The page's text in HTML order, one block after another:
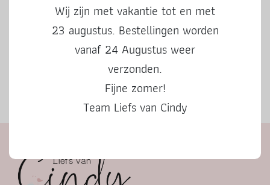
Herfstbingo
Wij zijn met vakantie tot en met
23 augustus. Bestellingen worden
vanaf 24 Augustus weer
verzonden.
Fijne zomer!
Team Liefs van Cindy